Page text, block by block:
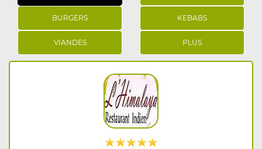
BURGERS KEBABS
VIANDES PLUS